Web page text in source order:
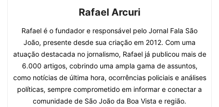
Rafael Arcuri
Rafael é o fundador e responsável pelo Jornal Fala São
João, presente desde sua criação em 2012. Com uma
atuação destacada no jornalismo, Rafael já publicou mais de
6.000 artigos, cobrindo uma ampla gama de assuntos,
como notícias de última hora, ocorrências policiais e análises
políticas, sempre comprometido em informar e conectar a
comunidade de São João da Boa Vista e região.